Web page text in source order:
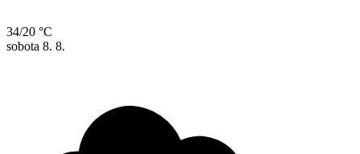
34/20 °C
sobota 8. 8.